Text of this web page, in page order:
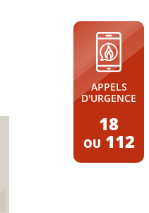
APPELS
D'URGENCE
18
OU 112